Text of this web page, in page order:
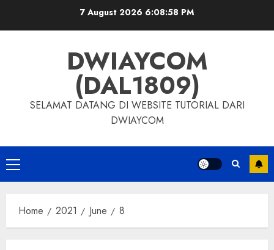
7 August 2026 6:08:58 PM
DWIAYCOM
(DAL1809)
SELAMAT DATANG DI WEBSITE TUTORIAL DARI
DWIAYCOM
Home 2021 June 8